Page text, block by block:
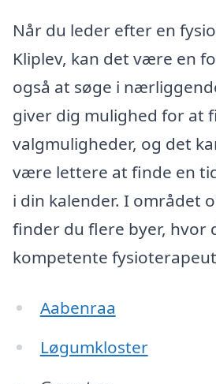
Når du leder efter en
Kliplev, kan det være en
også at søge i
giver dig mulighed for at
valgmuligheder, og det
være lettere at finde en
i din kalender. I området
finder du flere byer, hvor
kompetente
Aabenraa
Løgumkloster